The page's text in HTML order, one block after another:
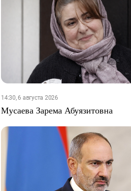
14:30, 6 августа 2026
Мусаева Зарема Абуязитовна